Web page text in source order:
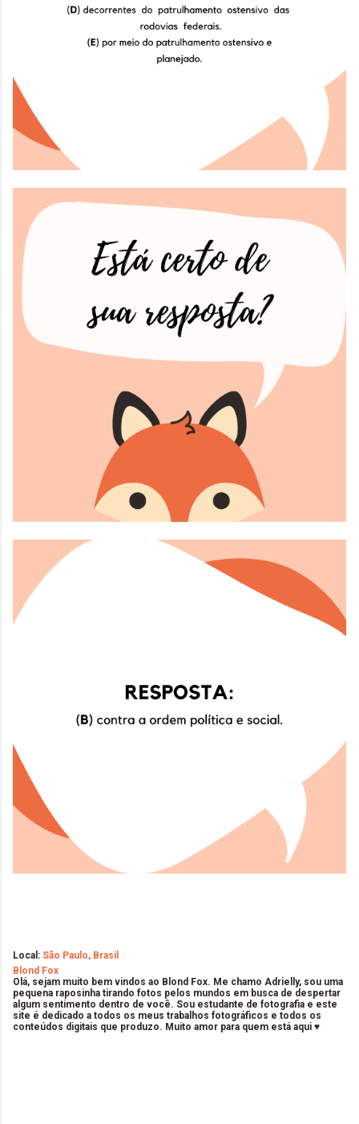
Local: São Paulo, Brasil
Blond Fox
Olá, sejam muito bem vindos ao Blond Fox. Me chamo Adrielly, sou uma
pequena raposinha tirando fotos pelos mundos em busca de despertar
algum sentimento dentro de você. Sou estudante de fotografia e este
site é dedicado a todos os meus trabalhos fotográficos e todos os
conteúdos digitais que produzo. Muito amor para quem está aqui ♥